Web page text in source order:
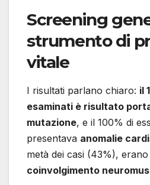
Screening
strumento di
vitale
I risultati parlano chiaro: il
esaminati è risultato
mutazione, e il 100% di
presentava anomalie
metà dei casi (43%),
coinvolgimento